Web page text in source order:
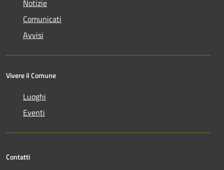
Notizie
Comunicati
Avvisi
Vivere il Comune
Luoghi
Eventi
Contatti